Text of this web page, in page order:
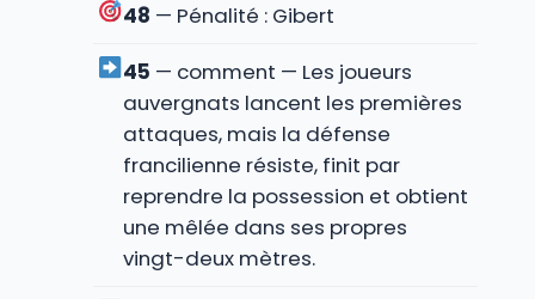
48 — Pénalité : Gibert
45 — comment — Les joueurs
auvergnats lancent les premières
attaques, mais la défense
francilienne résiste, finit par
reprendre la possession et obtient
une mêlée dans ses propres
vingt-deux mètres.